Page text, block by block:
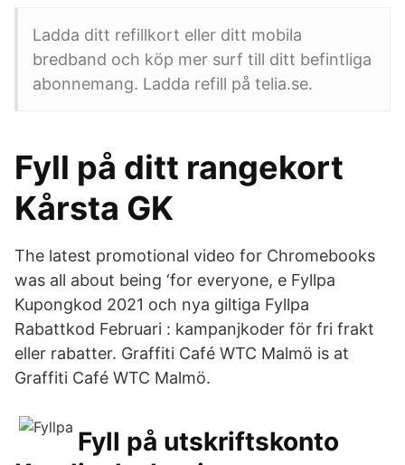
Ladda ditt refillkort eller ditt mobila
bredband och köp mer surf till ditt befintliga
abonnemang. Ladda refill på telia.se.
Fyll på ditt rangekort
Kårsta GK
The latest promotional video for Chromebooks
was all about being ‘for everyone, e Fyllpa
Kupongkod 2021 och nya giltiga Fyllpa
Rabattkod Februari : kampanjkoder för fri frakt
eller rabatter. Graffiti Café WTC Malmö is at
Graffiti Café WTC Malmö.
Fyll på utskriftskonto